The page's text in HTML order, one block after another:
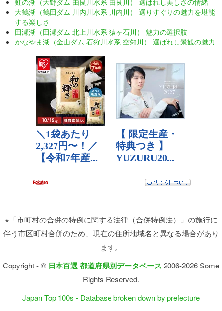
虹の湖（大野ダム 由良川水系 由良川） 選ばれし美しさの情緒
大鶴湖（鶴田ダム 川内川水系 川内川） 選りすぐりの魅力を堪能
する楽しさ
田瀬湖（田瀬ダム 北上川水系 猿ヶ石川） 魅力の選択肢
かなやま湖（金山ダム 石狩川水系 空知川） 選ばれし景観の魅力
※「市町村の合併の特例に関する法律（合併特例法）」の施行に
伴う市区町村合併のため、現在の住所地域名と異なる場合があり
ます。
Copyright - © 日本百選 都道府県別データベース 2006-2026 Some
Rights Reserved.
Japan Top 100s - Database broken down by prefecture